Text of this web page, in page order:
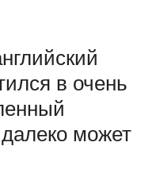
в очень
может